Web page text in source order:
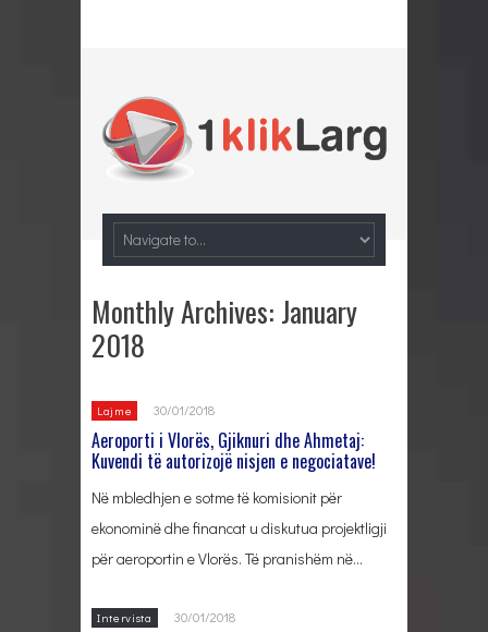
Monthly Archives: January
2018
Lajme 30/01/2018
Aeroporti i Vlorës, Gjiknuri dhe Ahmetaj:
Kuvendi të autorizojë nisjen e negociatave!
Në mbledhjen e sotme të komisionit për
ekonominë dhe financat u diskutua projektligji
për aeroportin e Vlorës. Të pranishëm në…
Intervista 30/01/2018